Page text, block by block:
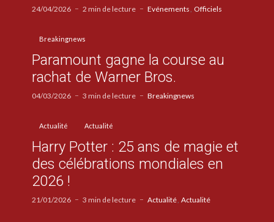
24/04/2026 2 min de lecture Evénements Officiels
Breakingnews
Paramount gagne la course au
rachat de Warner Bros.
04/03/2026 3 min de lecture Breakingnews
Actualité Actualité
Harry Potter : 25 ans de magie et
des célébrations mondiales en
2026 !
21/01/2026 3 min de lecture Actualité Actualité